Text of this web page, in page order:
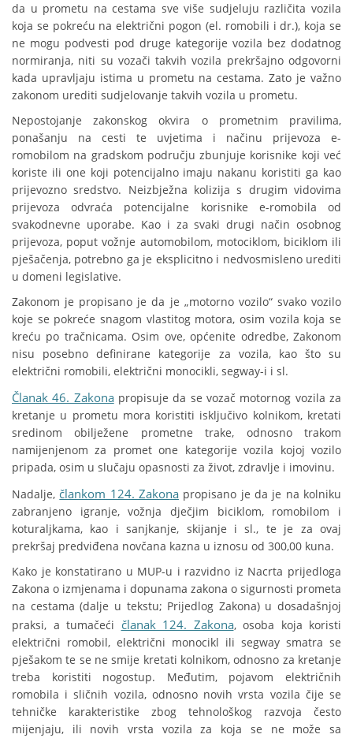
da u prometu na cestama sve više sudjeluju različita vozila
koja se pokreću na električni pogon (el. romobili i dr.), koja se
ne mogu podvesti pod druge kategorije vozila bez dodatnog
normiranja, niti su vozači takvih vozila prekršajno odgovorni
kada upravljaju istima u prometu na cestama. Zato je važno
zakonom urediti sudjelovanje takvih vozila u prometu.
Nepostojanje zakonskog okvira o prometnim pravilima,
ponašanju na cesti te uvjetima i načinu prijevoza e-
romobilom na gradskom području zbunjuje korisnike koji već
koriste ili one koji potencijalno imaju nakanu koristiti ga kao
prijevozno sredstvo. Neizbježna kolizija s drugim vidovima
prijevoza odvraća potencijalne korisnike e-romobila od
svakodnevne uporabe. Kao i za svaki drugi način osobnog
prijevoza, poput vožnje automobilom, motociklom, biciklom ili
pješačenja, potrebno ga je eksplicitno i nedvosmisleno urediti
u domeni legislative.
Zakonom je propisano je da je „motorno vozilo“ svako vozilo
koje se pokreće snagom vlastitog motora, osim vozila koja se
kreću po tračnicama. Osim ove, općenite odredbe, Zakonom
nisu posebno definirane kategorije za vozila, kao što su
električni romobili, električni monocikli, segway-i i sl.
Članak 46. Zakonapropisuje da se vozač motornog vozila za
kretanje u prometu mora koristiti isključivo kolnikom, kretati
sredinom obilježene prometne trake, odnosno trakom
namijenjenom za promet one kategorije vozila kojoj vozilo
pripada, osim u slučaju opasnosti za život, zdravlje i imovinu.
Nadalje, člankom 124. Zakona propisano je da je na kolniku
zabranjeno igranje, vožnja dječjim biciklom, romobilom i
koturaljkama, kao i sanjkanje, skijanje i sl., te je za ovaj
prekršaj predviđena novčana kazna u iznosu od 300,00 kuna.
Kako je konstatirano u MUP-u i razvidno iz Nacrta prijedloga
Zakona o izmjenama i dopunama zakona o sigurnosti prometa
na cestama (dalje u tekstu; Prijedlog Zakona) u dosadašnjoj
praksi, a tumačeći članak 124. Zakona, osoba koja koristi
električni romobil, električni monocikl ili segway smatra se
pješakom te se ne smije kretati kolnikom, odnosno za kretanje
treba koristiti nogostup. Međutim, pojavom električnih
romobila i sličnih vozila, odnosno novih vrsta vozila čije se
tehničke karakteristike zbog tehnološkog razvoja često
mijenjaju, ili novih vrsta vozila za koja se ne može sa